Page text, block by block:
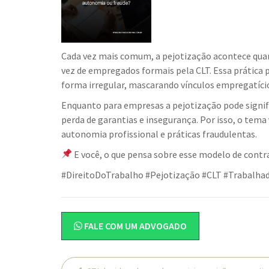
Cada vez mais comum, a pejotização acontece
vez de empregados formais pela CLT. Essa
forma irregular, mascarando vínculos
Enquanto para empresas a pejotização pode
perda de garantias e insegurança. Por isso, o
autonomia profissional e práticas fraudulentas.
E você, o que pensa sobre esse modelo de
#DireitoDoTrabalho #Pejotização #CLT
FALE COM UM ADVOGADO